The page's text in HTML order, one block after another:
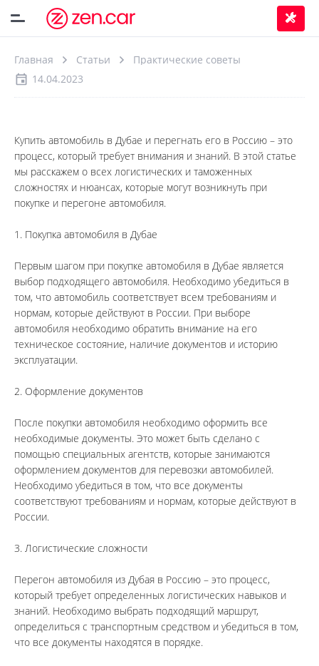
Главная Статьи
Практические советы
14.04.2023
Купить автомобиль в Дубае и перегнать его в Россию – это
процесс, который требует внимания и знаний. В этой статье
мы расскажем о всех логистических и таможенных
сложностях и нюансах, которые могут возникнуть при
покупке и перегоне автомобиля.
1. Покупка автомобиля в Дубае
Первым шагом при покупке автомобиля в Дубае является
выбор подходящего автомобиля. Необходимо убедиться в
том, что автомобиль соответствует всем требованиям и
нормам, которые действуют в России. При выборе
автомобиля необходимо обратить внимание на его
техническое состояние, наличие документов и историю
эксплуатации.
2. Оформление документов
После покупки автомобиля необходимо оформить все
необходимые документы. Это может быть сделано с
помощью специальных агентств, которые занимаются
оформлением документов для перевозки автомобилей.
Необходимо убедиться в том, что все документы
соответствуют требованиям и нормам, которые действуют в
России.
3. Логистические сложности
Перегон автомобиля из Дубая в Россию – это процесс,
который требует определенных логистических навыков и
знаний. Необходимо выбрать подходящий маршрут,
определиться с транспортным средством и убедиться в том,
что все документы находятся в порядке.